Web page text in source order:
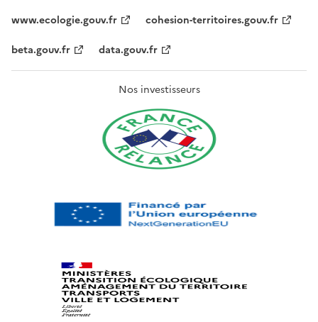
www.ecologie.gouv.fr
cohesion-territoires.gouv.fr
beta.gouv.fr
data.gouv.fr
Nos investisseurs